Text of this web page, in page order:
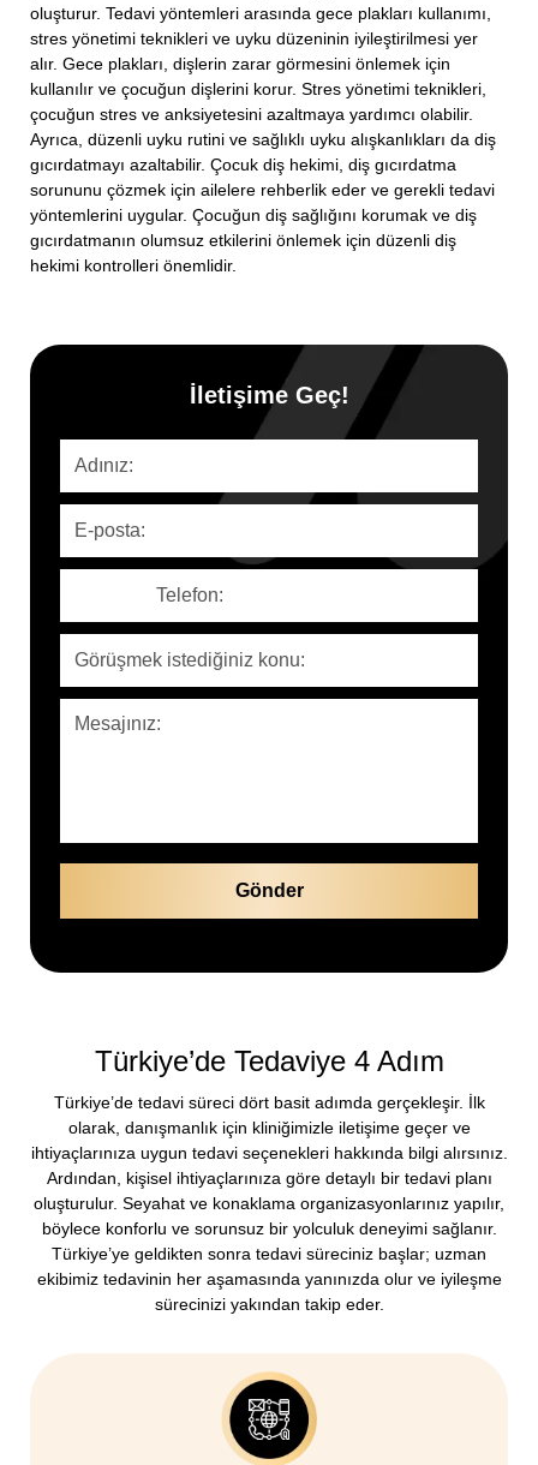
oluşturur. Tedavi yöntemleri arasında gece plakları kullanımı,
stres yönetimi teknikleri ve uyku düzeninin iyileştirilmesi yer
alır. Gece plakları, dişlerin zarar görmesini önlemek için
kullanılır ve çocuğun dişlerini korur. Stres yönetimi teknikleri,
çocuğun stres ve anksiyetesini azaltmaya yardımcı olabilir.
Ayrıca, düzenli uyku rutini ve sağlıklı uyku alışkanlıkları da diş
gıcırdatmayı azaltabilir. Çocuk diş hekimi, diş gıcırdatma
sorununu çözmek için ailelere rehberlik eder ve gerekli tedavi
yöntemlerini uygular. Çocuğun diş sağlığını korumak ve diş
gıcırdatmanın olumsuz etkilerini önlemek için düzenli diş
hekimi kontrolleri önemlidir.
İletişime Geç!
Türkiye’de Tedaviye 4 Adım
Türkiye’de tedavi süreci dört basit adımda gerçekleşir. İlk
olarak, danışmanlık için kliniğimizle iletişime geçer ve
ihtiyaçlarınıza uygun tedavi seçenekleri hakkında bilgi alırsınız.
Ardından, kişisel ihtiyaçlarınıza göre detaylı bir tedavi planı
oluşturulur. Seyahat ve konaklama organizasyonlarınız yapılır,
böylece konforlu ve sorunsuz bir yolculuk deneyimi sağlanır.
Türkiye’ye geldikten sonra tedavi süreciniz başlar; uzman
ekibimiz tedavinin her aşamasında yanınızda olur ve iyileşme
sürecinizi yakından takip eder.